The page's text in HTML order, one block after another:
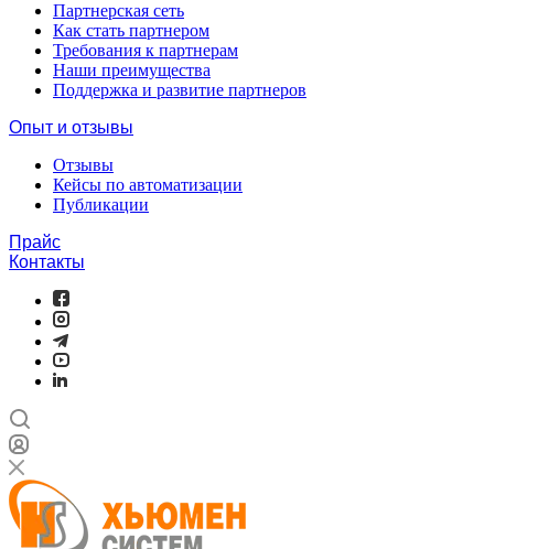
Партнерская сеть
Как стать партнером
Требования к партнерам
Наши преимущества
Поддержка и развитие партнеров
Опыт и отзывы
Отзывы
Кейсы по автоматизации
Публикации
Прайс
Контакты